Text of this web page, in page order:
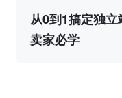
从0到1搞定独
卖家必学